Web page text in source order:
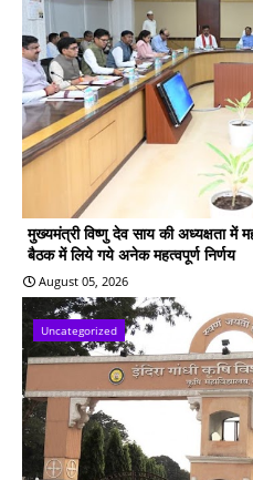
मुख्यमंत्री विष्णु देव साय की अध्यक्षता में
बैठक में लिये गये अनेक महत्वपूर्ण निर्णय
August 05, 2026
Uncategorized